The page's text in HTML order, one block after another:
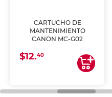
CARTUCHO DE
MANTENIMIENTO
CANON MC-G02
$12.40